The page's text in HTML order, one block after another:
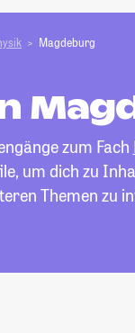
Magdeburg
zum Fach
um dich zu
Themen zu